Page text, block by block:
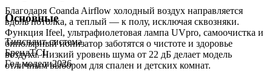
Благодаря Coanda Airflow холодный воздух направляется
вдоль потолка, а теплый — к полу, исключая сквозняки.
Функция Ifeel, ультрафиолетовая лампа UVpro, самоочистка и
биполярный ионизатор заботятся о чистоте и здоровье
воздуха. Низкий уровень шума от 22 дБ делает модель
отличным выбором для спален и детских комнат.
Основные
Типсплит-система
БрендTCL
Год модели2026